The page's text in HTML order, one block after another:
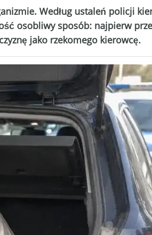
Według ustaleń policji
osobliwy sposób: najpierw
jako rzekomego kierowcę.